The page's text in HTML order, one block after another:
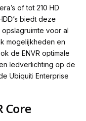
of tot 210 HD
biedt deze
voor al
mogelijkheden en
de ENVR optimale
ledverlichting op de
Ubiquiti Enterprise
Core